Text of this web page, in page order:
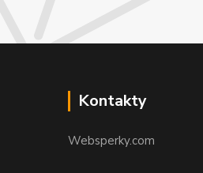
Kontakty
Websperky.com